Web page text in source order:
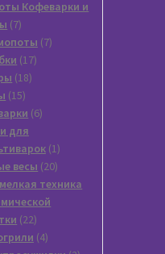
товаров
Кофеварки и
77
товаров
77
1717
1818
1515
товаров
66
для
11
товар
весы 2020
товаров
техника
2222
товара
44